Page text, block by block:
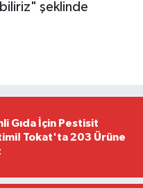
şeklinde
Gıda İçin Pestisit
Tokat'ta 203 Ürüne